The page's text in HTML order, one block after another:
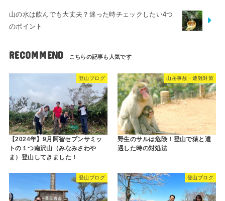
山の水は飲んでも大丈夫？迷った時チェックしたい4つ
のポイント
RECOMMEND
登山ブログ
【2024年】9月阿智セブンサミッ
トの１つ南沢山（みなみさわや
ま）登山してきました！
山岳事故・遭難対策
野生のサルは危険！登山で猿と遭
遇した時の対処法
登山ブログ 登山ブログ